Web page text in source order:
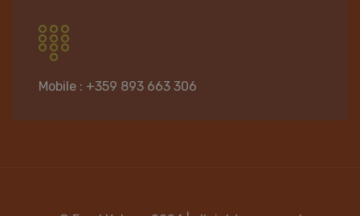
Mobile : +359 893 663 306